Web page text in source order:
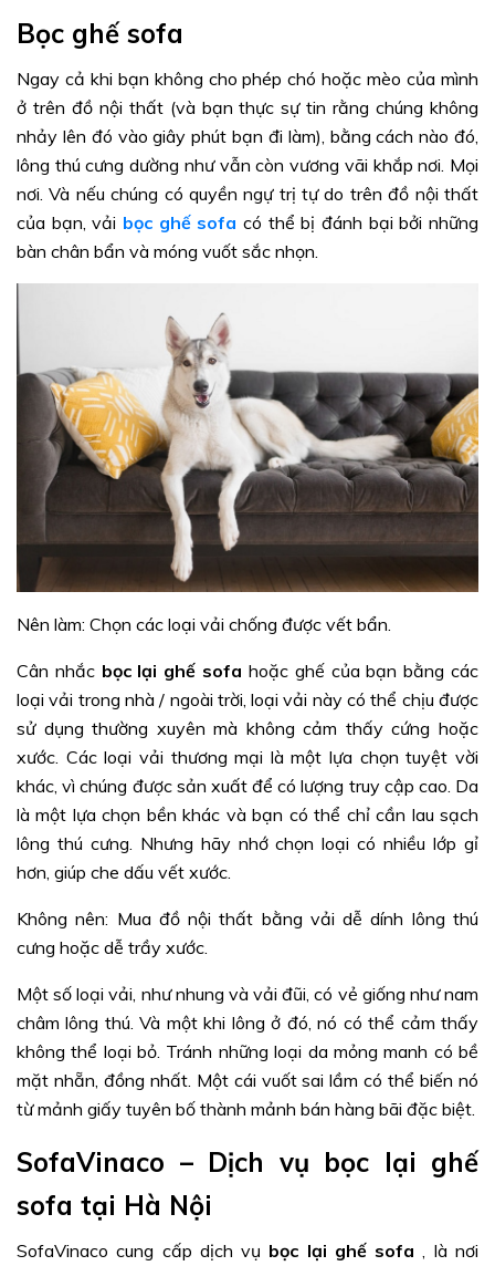
Bọc ghế sofa
Ngay cả khi bạn không cho phép chó hoặc mèo của mình
ở trên đồ nội thất (và bạn thực sự tin rằng chúng không
nhảy lên đó vào giây phút bạn đi làm), bằng cách nào đó,
lông thú cưng dường như vẫn còn vương vãi khắp nơi. Mọi
nơi. Và nếu chúng có quyền ngự trị tự do trên đồ nội thất
của bạn, vải bọc ghế sofa có thể bị đánh bại bởi những
bàn chân bẩn và móng vuốt sắc nhọn.
Nên làm: Chọn các loại vải chống được vết bẩn.
Cân nhắc bọc lại ghế sofa hoặc ghế của bạn bằng các
loại vải trong nhà / ngoài trời, loại vải này có thể chịu được
sử dụng thường xuyên mà không cảm thấy cứng hoặc
xước. Các loại vải thương mại là một lựa chọn tuyệt vời
khác, vì chúng được sản xuất để có lượng truy cập cao. Da
là một lựa chọn bền khác và bạn có thể chỉ cần lau sạch
lông thú cưng. Nhưng hãy nhớ chọn loại có nhiều lớp gỉ
hơn, giúp che dấu vết xước.
Không nên: Mua đồ nội thất bằng vải dễ dính lông thú
cưng hoặc dễ trầy xước.
Một số loại vải, như nhung và vải đũi, có vẻ giống như nam
châm lông thú. Và một khi lông ở đó, nó có thể cảm thấy
không thể loại bỏ. Tránh những loại da mỏng manh có bề
mặt nhẵn, đồng nhất. Một cái vuốt sai lầm có thể biến nó
từ mảnh giấy tuyên bố thành mảnh bán hàng bãi đặc biệt.
SofaVinaco – Dịch vụ bọc lại ghế
sofa tại Hà Nội
SofaVinaco cung cấp dịch vụ bọc lại ghế sofa , là nơi